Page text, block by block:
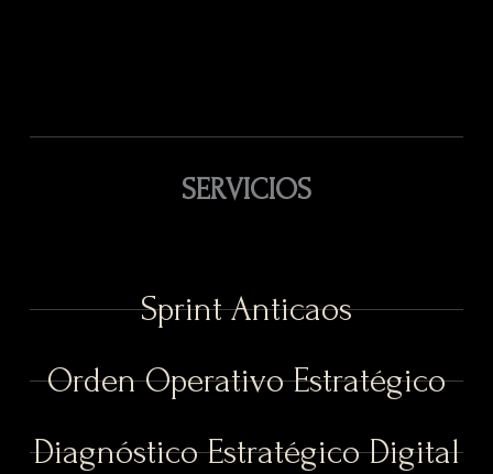
SERVICIOS
Sprint Anticaos
Orden Operativo Estratégico
Diagnóstico Estratégico Digital